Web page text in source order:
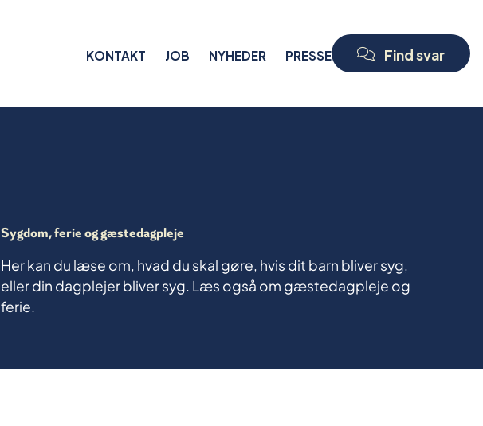
KONTAKT JOB NYHEDER PRESSE Find svar
Sygdom, ferie og gæstedagpleje
Her kan du læse om, hvad du skal gøre, hvis dit barn bliver syg,
eller din dagplejer bliver syg. Læs også om gæstedagpleje og
ferie.